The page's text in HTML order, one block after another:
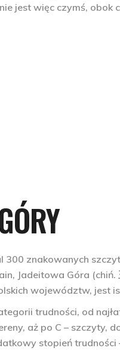
jest więc czymś, obok
300 znakowanych
Jadeitowa Góra
województw, jest
trudności, od
aż po C – szczyty,
stopień